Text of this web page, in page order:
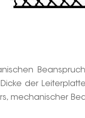
der
mechanischer